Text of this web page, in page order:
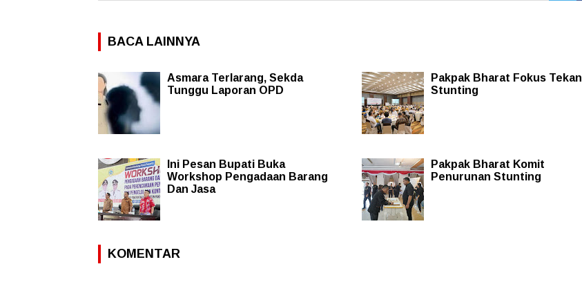
BACA LAINNYA
Asmara Terlarang, Sekda
Tunggu Laporan OPD
Pakpak Bharat Fokus Tekan
Stunting
Ini Pesan Bupati Buka
Workshop Pengadaan Barang
Dan Jasa
Pakpak Bharat Komit
Penurunan Stunting
KOMENTAR